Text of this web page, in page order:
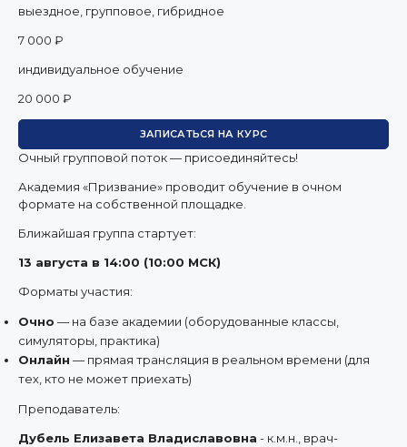
выездное, групповое, гибридное
7 000 ₽
индивидуальное обучение
20 000 ₽
ЗАПИСАТЬСЯ НА КУРС
Очный групповой поток — присоединяйтесь!
Академия «Призвание» проводит обучение в очном
формате на собственной площадке.
Ближайшая группа стартует:
13 августа в 14:00 (10:00 МСК)
Форматы участия:
Очно — на базе академии (оборудованные классы,
симуляторы, практика)
Онлайн — прямая трансляция в реальном времени (для
тех, кто не может приехать)
Преподаватель:
Дубель Елизавета Владиславовна - к.м.н., врач-